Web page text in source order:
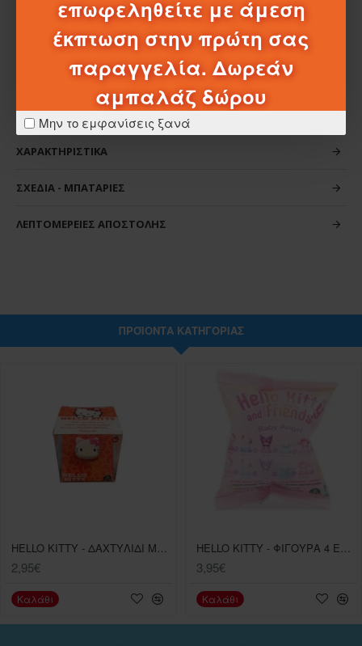
επωφεληθείτε με άμεση
έκπτωση στην πρώτη σας
παραγγελία. Δωρεάν
αμπαλάζ δώρου
Μην το εμφανίσεις ξανά
ζωντανεύει τον κόσμο της Hello Kitty.
ΧΑΡΑΚΤΗΡΙΣΤΙΚΆ
ΣΧΈΔΙΑ - ΜΠΑΤΑΡΊΕΣ
ΛΕΠΤΟΜΈΡΕΙΕΣ ΑΠΟΣΤΟΛΉΣ
ΠΡΟΪΌΝΤΑ ΚΑΤΗΓΟΡΊΑΣ
HELLO KITTY - ΔΑΧΤΥΛΙΔΙ ΜΕ LIP BALM 5 ΣΧΕΔΙΑ (HKTE6000)
2,95€
Καλάθι
HELLO KITTY - ΦΙΓΟΥΡΑ 4 ΕΚ. BABY ANGEL 1ΤΜΧ ( HKT45000)
3,95€
Καλάθι